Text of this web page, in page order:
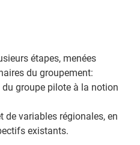
étapes, menées
du groupement:
groupe pilote à la notion
de variables régionales, en
existants.